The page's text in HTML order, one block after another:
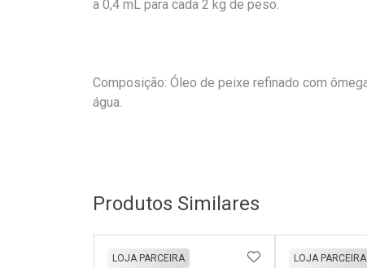
a 0,4 mL para cada 2 kg de peso.
Composição: Óleo de peixe refinado com
água.
Produtos Similares
LOJA PARCEIRA ADICIONAR AOS
LOJA PARCEIRA